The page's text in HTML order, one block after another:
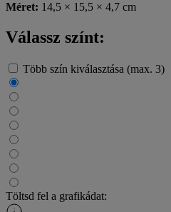
Méret: 14,5 × 15,5 × 4,7 cm
Válassz színt:
Több szín kiválasztása (max. 3)
Töltsd fel a grafikádat: